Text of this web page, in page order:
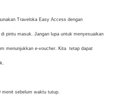
Traveloka Easy Access dengan
pintu masuk. Jangan lupa untuk menyesuaikan
menunjukkan e-voucher. Kita tetap dapat
menit sebelum waktu tutup.